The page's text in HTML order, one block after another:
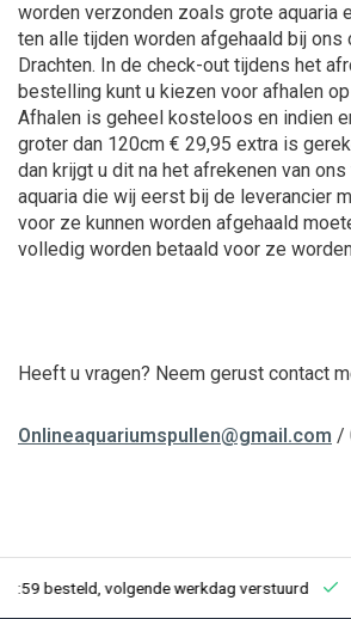
worden verzonden zoals grote aquaria
ten alle tijden worden afgehaald bij ons
Drachten. In de check-out tijdens het
bestelling kunt u kiezen voor afhalen
Afhalen is geheel kosteloos en indien
groter dan 120cm € 29,95 extra is
dan krijgt u dit na het afrekenen van
aquaria die wij eerst bij de leverancier
voor ze kunnen worden afgehaald
volledig worden betaald voor ze
Heeft u vragen? Neem gerust contact
Onlineaquariumspullen@gmail.com /
besteld, volgende werkdag verstuurd